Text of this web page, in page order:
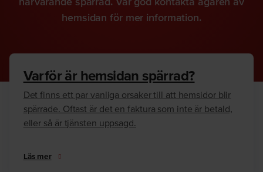
hemsidan för mer information.
Varför är hemsidan spärrad?
Det finns ett par vanliga orsaker till att hemsidor blir
spärrade. Oftast är det en faktura som inte är betald,
eller så är tjänsten uppsagd.
Läs mer